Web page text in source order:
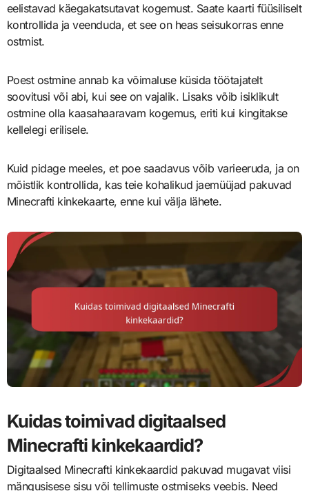
eelistavad käegakatsutavat kogemust. Saate kaarti füüsiliselt
kontrollida ja veenduda, et see on heas seisukorras enne
ostmist.
Poest ostmine annab ka võimaluse küsida töötajatelt
soovitusi või abi, kui see on vajalik. Lisaks võib isiklikult
ostmine olla kaasahaaravam kogemus, eriti kui kingitakse
kellelegi erilisele.
Kuid pidage meeles, et poe saadavus võib varieeruda, ja on
mõistlik kontrollida, kas teie kohalikud jaemüüjad pakuvad
Minecrafti kinkekaarte, enne kui välja lähete.
Kuidas toimivad digitaalsed
Minecrafti kinkekaardid?
Digitaalsed Minecrafti kinkekaardid pakuvad mugavat viisi
mängusisese sisu või tellimuste ostmiseks veebis. Need